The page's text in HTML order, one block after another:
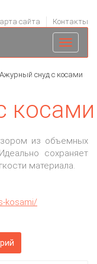
сайта Контакты
Toggle
Ажурный снуд с косами
косами
из объемных
сохраняет
материала.
kosami/